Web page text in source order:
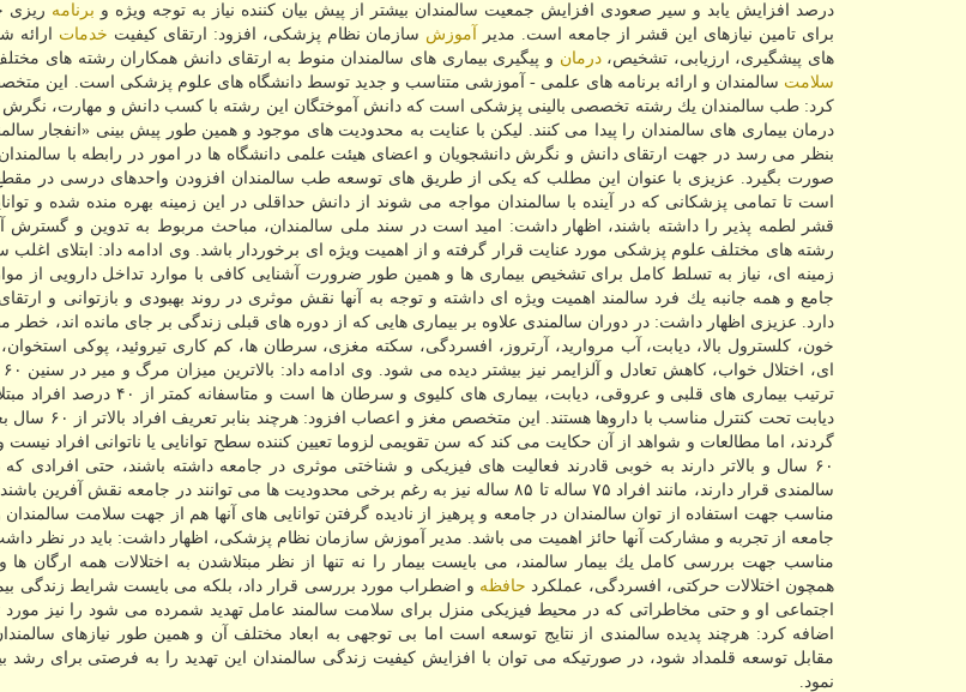
درصد افزایش یابد و سیر صعودی افزایش جمعیت سالمندان بیشتر از پیش بیان كننده نیاز به توجه ویژه و برنامه ریزی
برای تامین نیازهای این قشر از جامعه است. مدیر
آموزش سازمان نظام پزشكی، افزود: ارتقای كیفیت خدمات ارائه
های پیشگیری، ارزیابی، تشخیص،درمان و پیگیری بیماری های سالمندان منوط به ارتقای دانش همكاران رشته های
سلامت سالمندان و ارائه برنامه های علمی - آموزشی متناسب و جدید توسط دانشگاه های علوم پزشكی است. این
كرد: طب سالمندان یك رشته تخصصی بالینی پزشكی است كه دانش آموختگان این رشته با كسب دانش و مهارت، نگرش
درمان بیماری های سالمندان را پیدا می كنند. لیكن با عنایت به محدودیت های موجود و همین طور پیش بینی «انفجار
بنظر می رسد در جهت ارتقای دانش و نگرش دانشجویان و اعضای هیئت علمی دانشگاه ها در امور در رابطه با
صورت بگیرد. عزیزی با عنوان این مطلب كه یكی از طریق های توسعه طب سالمندان افزودن واحدهای درسی در مقطع
است تا تمامی پزشكانی كه در آینده با سالمندان مواجه می شوند از دانش حداقلی در این زمینه بهره منده شده و
قشر لطمه پذیر را داشته باشند، اظهار داشت: امید است در سند ملی سالمندان، مباحث مربوط به تدوین و
رشته های مختلف علوم پزشكی مورد عنایت قرار گرفته و از اهمیت ویژه ای برخوردار باشد. وی ادامه داد: ابتلای اغلب
زمینه ای، نیاز به تسلط كامل برای تشخیص بیماری ها و همین طور ضرورت آشنایی كافی با موارد تداخل دارویی از
جامع و همه جانبه یك فرد سالمند اهمیت ویژه ای داشته و توجه به آنها نقش موثری در روند بهبودی و بازتوانی و
دارد. عزیزی اظهار داشت: در دوران سالمندی علاوه بر بیماری هایی كه از دوره های قبلی زندگی بر جای مانده اند، خطر
خون، كلسترول بالا، دیابت، آب مروارید، آرتروز، افسردگی، سكته مغزی، سرطان ها، كم كاری تیروئید، پوكی
ترتیب بیماری های قلبی و عروقی، دیابت، بیماری های
دیابت تحت كنترل مناسب
گردند، اما مطالعات و شواهد از آن حكایت می كند كه سن تقویمی لزوما تعیین كننده سطح توانایی یا ناتوانی افراد
۶۰ سال و بالاتر دارند به خوبی قادرند فعالیت های فیزیكی و شناختی موثری در جامعه داشته باشند، حتی افرادی
سالمندی قرار دارند، مانند افراد ۷۵ ساله تا ۸۵ ساله نیز به رغم برخی محدودیت ها می توانند در جامعه
مناسب جهت استفاده از توان سالمندان در جامعه و پرهیز از نادیده گرفتن توانایی های آنها هم از جهت سلامت
جامعه از تجربه و مشاركت آنها حائز اهمیت می باشد. مدیر آموزش سازمان نظام پزشكی، اظهار داشت: باید در نظر
مناسب جهت بررسی كامل یك بیمار سالمند، می بایست بیمار را نه تنها از نظر مبتلاشدن به اختلالات همه ارگان ها
همچون اختلالات حركتی، افسردگی، عملكرد حافظه و اضطراب مورد بررسی قرار داد، بلكه می بایست شرایط زندگی
اجتماعی او و حتی مخاطراتی كه در محیط فیزیكی منزل برای سلامت سالمند عامل تهدید شمرده می شود را نیز مورد
اضافه كرد: هرچند پدیده سالمندی از نتایج توسعه است اما بی توجهی به ابعاد مختلف آن و همین طور نیازهای
مقابل توسعه قلمداد شود، در صورتیكه می توان با افزایش كیفیت زندگی سالمندان این تهدید را به فرصتی برای رشد
نمود.